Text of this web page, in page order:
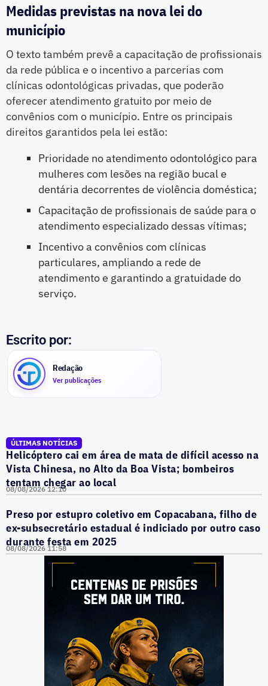
Medidas previstas na nova lei do
município
O texto também prevê a capacitação de profissionais
da rede pública e o incentivo a parcerias com
clínicas odontológicas privadas, que poderão
oferecer atendimento gratuito por meio de
convênios com o município. Entre os principais
direitos garantidos pela lei estão:
Prioridade no atendimento odontológico para
mulheres com lesões na região bucal e
dentária decorrentes de violência doméstica;
Capacitação de profissionais de saúde para o
atendimento especializado dessas vítimas;
Incentivo a convênios com clínicas
particulares, ampliando a rede de
atendimento e garantindo a gratuidade do
serviço.
Escrito por:
Redação
Ver publicações
ÚLTIMAS NOTÍCIAS
Helicóptero cai em área de mata de difícil acesso na
Vista Chinesa, no Alto da Boa Vista; bombeiros
tentam chegar ao local
08/08/2026 12:10
Preso por estupro coletivo em Copacabana, filho de
ex-subsecretário estadual é indiciado por outro caso
durante festa em 2025
08/08/2026 11:58